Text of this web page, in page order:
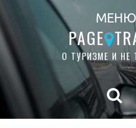
МЕНЮ
PAGE
О ТУРИЗМЕ И НЕ